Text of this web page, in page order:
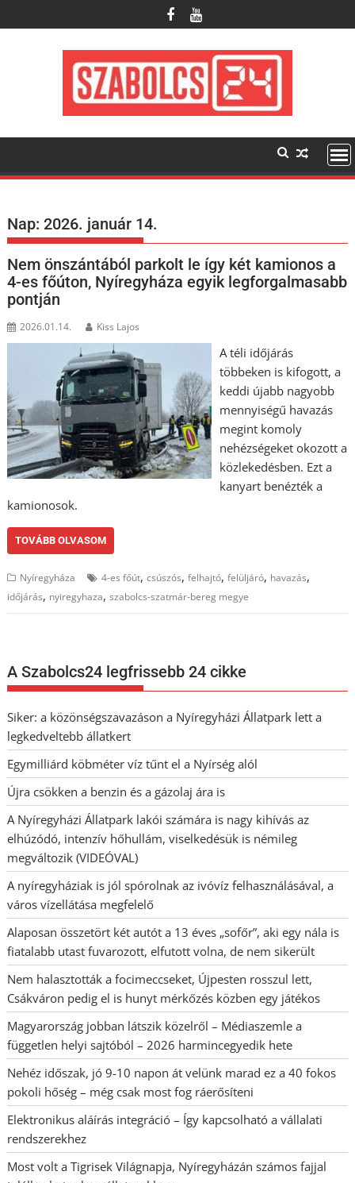
to
Nap:2026. január 14.
Nem önszántából parkolt le így két kamionos a
4-es főúton, Nyíregyháza egyik legforgalmasabb
pontján
2026.01.14. Kiss Lajos
A téli időjárás
többeken is kifogott, a
keddi újabb nagyobb
mennyiségű havazás
megint komoly
nehézségeket okozott a
közlekedésben. Ezt a
kanyart benézték a
kamionosok.
TOVÁBB OLVASOM
Nyíregyháza 4-es főút,csúszós,felhajtó,felüljáró, havazás,
időjárás, nyiregyhaza,szabolcs-szatmár-bereg megye
A Szabolcs24 legfrissebb 24 cikke
Siker: a közönségszavazáson a Nyíregyházi Állatpark lett a
legkedveltebb állatkert
Egymilliárd köbméter víz tűnt el a Nyírség alól
Újra csökken a benzin és a gázolaj ára is
A Nyíregyházi Állatpark lakói számára is nagy kihívás az
elhúzódó, intenzív hőhullám, viselkedésük is némileg
megváltozik (VIDEÓVAL)
A nyíregyháziak is jól spórolnak az ivóvíz felhasználásával, a
város vízellátása megfelelő
Alaposan összetört két autót a 13 éves „sofőr”, aki egy nála is
fiatalabb utast fuvarozott, elfutott volna, de nem sikerült
Nem halasztották a focimeccseket, Újpesten rosszul lett,
Csákváron pedig el is hunyt mérkőzés közben egy játékos
Magyarország jobban látszik közelről – Médiaszemle a
független helyi sajtóból – 2026 harmincegyedik hete
Nehéz időszak, jó 9-10 napon át velünk marad ez a 40 fokos
pokoli hőség – még csak most fog ráerősíteni
Elektronikus aláírás integráció – Így kapcsolható a vállalati
rendszerekhez
Most volt a Tigrisek Világnapja, Nyíregyházán számos fajjal